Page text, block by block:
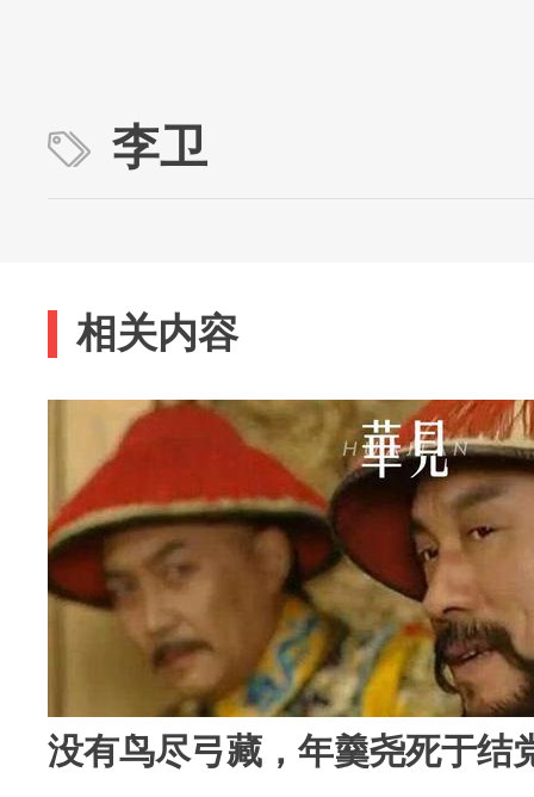
李卫
相关内容
没有鸟尽弓藏，年羹尧死于结